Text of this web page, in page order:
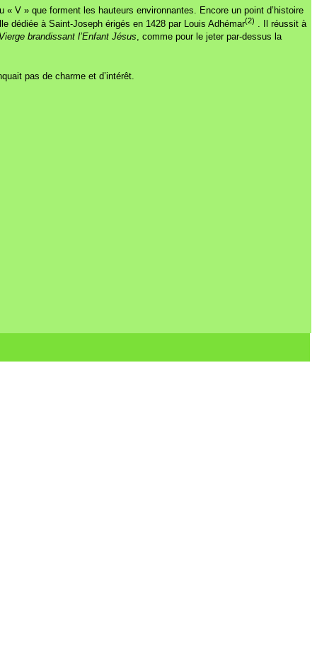
V » que forment les hauteurs environnantes. Encore un point d’histoire
dédiée à Saint-Joseph érigés en 1428 par Louis Adhémar(2) . Il réussit à
Vierge brandissant l’Enfant Jésus, comme pour le jeter par-dessus la
pas de charme et d’intérêt.